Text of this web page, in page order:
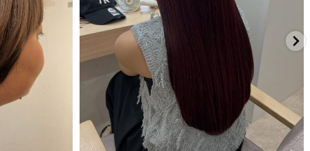
7月 21